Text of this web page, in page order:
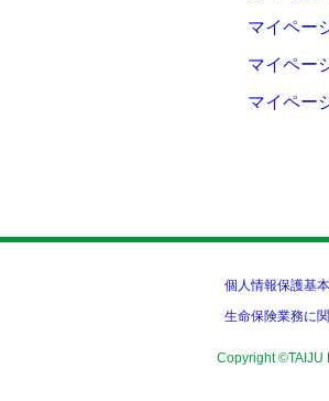
マイペー
マイペー
マイペー
個人情報保護基
生命保険業務に
Copyright ©TAIJU